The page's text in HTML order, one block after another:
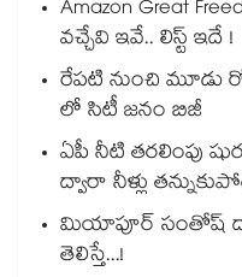
Amazon Great
వచ్చేవి ఇవే.. లిస్ట్ ఇదే !
రేపటి నుంచి మూడు
లో సిటీ జనం బిజీ
ఏపీ నీటి తరలింపు
ద్వారా నీళ్లు
మియాపూర్ సంతోష్
తెలిస్తే...!